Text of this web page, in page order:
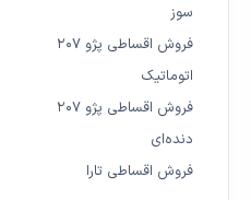
سوز
فروش اقساطی پژو ۲۰۷
اتوماتیک
فروش اقساطی پژو ۲۰۷
دنده‌ای
فروش اقساطی تارا